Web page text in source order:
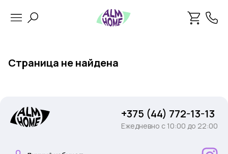
Страница не найдена
+375 (44) 772-13-13
Ежедневно c 10:00 до 22:00